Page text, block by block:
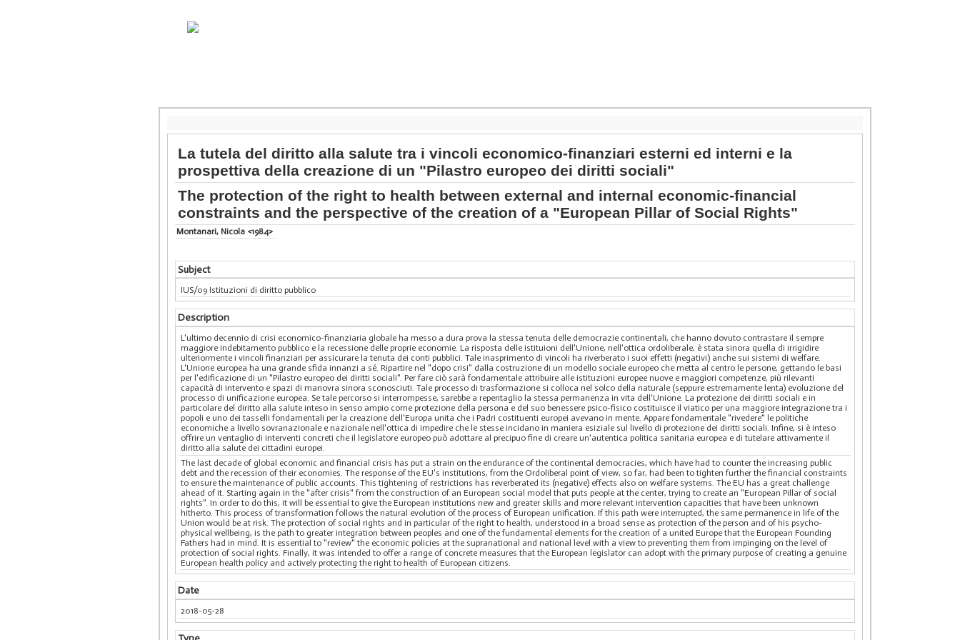
La tutela del diritto alla salute tra i vincoli economico-finanziari esterni ed interni e la
prospettiva della creazione di un "Pilastro europeo dei diritti sociali"
The protection of the right to health between external and internal economic-financial
constraints and the perspective of the creation of a "European Pillar of Social Rights"
Montanari, Nicola <1984>
Subject
IUS/09 Istituzioni di diritto pubblico
Description
L'ultimo decennio di crisi economico-finanziaria globale ha messo a dura prova la stessa tenuta delle democrazie continentali, che hanno dovuto contrastare il sempre
maggiore indebitamento pubblico e la recessione delle proprie economie. La risposta delle istituioni dell'Unione, nell'ottica ordoliberale, è stata sinora quella di irrigidire
ulteriormente i vincoli finanziari per assicurare la tenuta dei conti pubblici. Tale inasprimento di vincoli ha riverberato i suoi effetti (negativi) anche sui sistemi di welfare.
L'Unione europea ha una grande sfida innanzi a sé. Ripartire nel "dopo crisi" dalla costruzione di un modello sociale europeo che metta al centro le persone, gettando le basi
per l'edificazione di un "Pilastro europeo dei diritti sociali". Per fare ciò sarà fondamentale attribuire alle istituzioni europee nuove e maggiori competenze, più rilevanti
capacità di intervento e spazi di manovra sinora sconosciuti. Tale processo di trasformazione si colloca nel solco della naturale (seppure estremamente lenta) evoluzione del
processo di unificazione europea. Se tale percorso si interrompesse, sarebbe a repentaglio la stessa permanenza in vita dell'Unione. La protezione dei diritti sociali e in
particolare del diritto alla salute inteso in senso ampio come protezione della persona e del suo benessere psico-fisico costituisce il viatico per una maggiore integrazione tra i
popoli e uno dei tasselli fondamentali per la creazione dell'Europa unita che i Padri costituenti europei avevano in mente. Appare fondamentale "rivedere" le politiche
economiche a livello sovranazionale e nazionale nell'ottica di impedire che le stesse incidano in maniera esiziale sul livello di protezione dei diritti sociali. Infine, si è inteso
offrire un ventaglio di interventi concreti che il legislatore europeo può adottare al precipuo fine di creare un'autentica politica sanitaria europea e di tutelare attivamente il
diritto alla salute dei cittadini europei.
The last decade of global economic and financial crisis has put a strain on the endurance of the continental democracies, which have had to counter the increasing public
debt and the recession of their economies. The response of the EU's institutions, from the Ordoliberal point of view, so far, had been to tighten further the financial constraints
to ensure the maintenance of public accounts. This tightening of restrictions has reverberated its (negative) effects also on welfare systems. The EU has a great challenge
ahead of it. Starting again in the "after crisis" from the construction of an European social model that puts people at the center, trying to create an "European Pillar of social
rights". In order to do this, it will be essential to give the European institutions new and greater skills and more relevant intervention capacities that have been unknown
hitherto. This process of transformation follows the natural evolution of the process of European unification. If this path were interrupted, the same permanence in life of the
Union would be at risk. The protection of social rights and in particular of the right to health, understood in a broad sense as protection of the person and of his psycho-
physical wellbeing, is the path to greater integration between peoples and one of the fundamental elements for the creation of a united Europe that the European Founding
Fathers had in mind. It is essential to "review" the economic policies at the supranational and national level with a view to preventing them from impinging on the level of
protection of social rights. Finally, it was intended to offer a range of concrete measures that the European legislator can adopt with the primary purpose of creating a genuine
European health policy and actively protecting the right to health of European citizens.
Date
2018-05-28